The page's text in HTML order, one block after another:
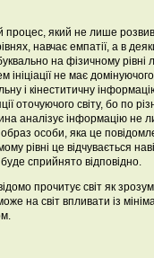
процес, який не лише
навчає емпатії, а в
на фізичному рівні
ініціації не має
і кінеститичну
оточуючого світу, бо по
аналізує інформацію не
образ особи, яка це
рівні це відчувається
сприйнято відповідно.
прочитує світ як
на світ впливати із